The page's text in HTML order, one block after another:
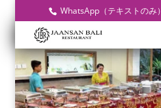
WhatsApp（テキストのみ）